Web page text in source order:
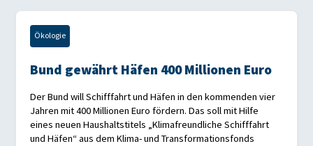
Ökologie
Bund gewährt Häfen 400 Millionen Euro
Der Bund will Schifffahrt und Häfen in den kommenden vier
Jahren mit 400 Millionen Euro fördern. Das soll mit Hilfe
eines neuen Haushaltstitels „Klimafreundliche Schifffahrt
und Häfen“ aus dem Klima- und Transformationsfonds